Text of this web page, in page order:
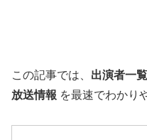
この記事では、 出演者一
放送情報 を最速でわかり